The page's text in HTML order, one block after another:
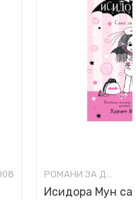
РОМАНИ ЗА ДЕЦА
Исидора Мун